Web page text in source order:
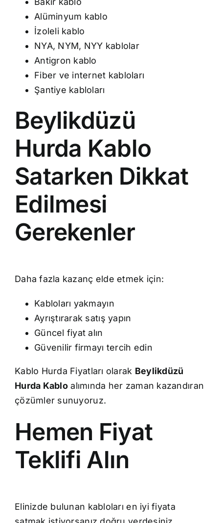
Alüminyum kablo
İzoleli kablo
NYA, NYM, NYY kablolar
Antigron kablo
Fiber ve internet kabloları
Şantiye kabloları
Beylikdüzü
Hurda Kablo
Satarken Dikkat
Edilmesi
Gerekenler
Daha fazla kazanç elde etmek için:
Kabloları yakmayın
Ayrıştırarak satış yapın
Güncel fiyat alın
Güvenilir firmayı tercih edin
Kablo Hurda Fiyatları olarak Beylikdüzü
Hurda Kabloalımında her zaman kazandıran
çözümler sunuyoruz.
Hemen Fiyat
Teklifi Alın
Elinizde bulunan kabloları en iyi fiyata